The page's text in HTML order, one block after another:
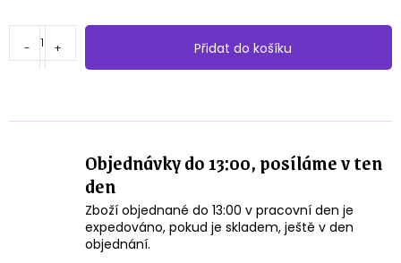
Přidat do košíku
Objednávky do 13:00, posíláme v ten
den
Zboží objednané do 13:00 v pracovní den je
expedováno, pokud je skladem, ještě v den
objednání.